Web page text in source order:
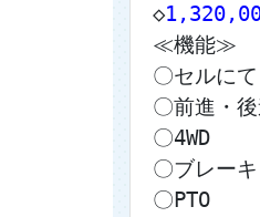
◇
≪機能≫
〇セルに
〇前進・
〇4WD
〇ブレーキ
〇PTO